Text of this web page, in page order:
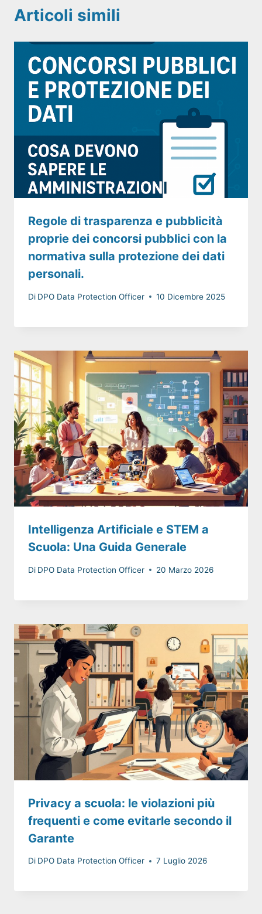
Articoli simili
Regole di trasparenza e pubblicità
proprie dei concorsi pubblici con la
normativa sulla protezione dei dati
personali.
Di DPO Data Protection Officer 10 Dicembre 2025
Intelligenza Artificiale e STEM a
Scuola: Una Guida Generale
Di DPO Data Protection Officer 20 Marzo 2026
Privacy a scuola: le violazioni più
frequenti e come evitarle secondo il
Garante
Di DPO Data Protection Officer 7 Luglio 2026